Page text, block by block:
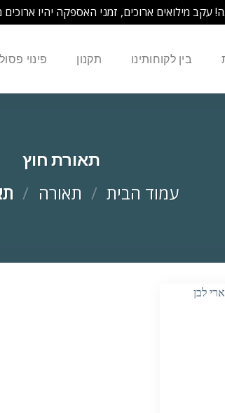
עקב מילואים ארוכים, זמני האספקה יהיו
בין לקוחותינו תקנון פינוי
תאורת חוץ
עמוד הבית / תאורה /